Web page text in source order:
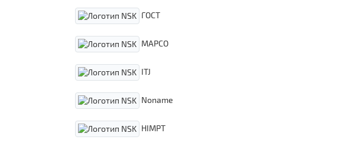
ГОСТ
MAPCO
ITJ
Noname
HIMPT